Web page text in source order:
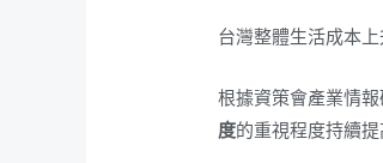
台灣整體生活成本
根據資策會產業情
度的重視程度持續